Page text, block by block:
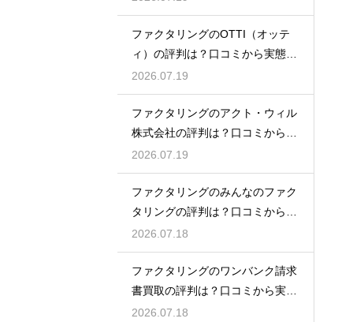
ファクタリングのOTTI（オッテ
ィ）の評判は？口コミから実態を
徹底解説
2026.07.19
ファクタリングのアクト・ウィル
株式会社の評判は？口コミから実
態を徹底解説
2026.07.19
ファクタリングのみんなのファク
タリングの評判は？口コミから実
態を徹底解説
2026.07.18
ファクタリングのワンバンク請求
書買取の評判は？口コミから実態
を徹底解説
2026.07.18